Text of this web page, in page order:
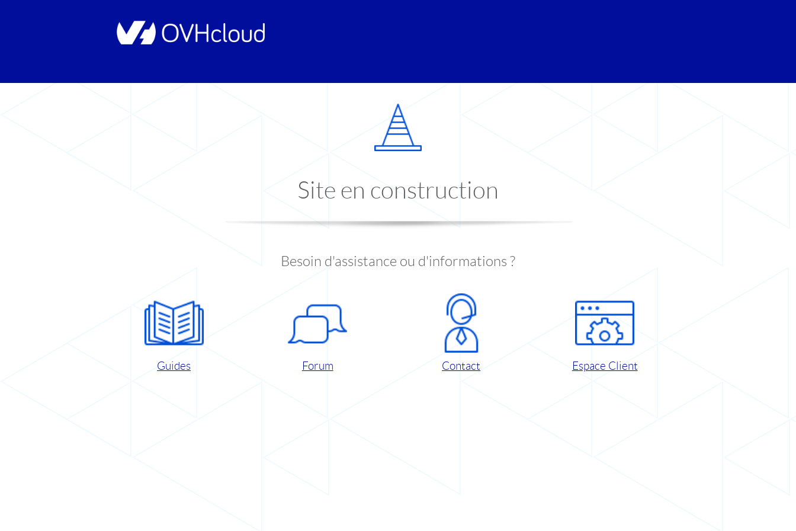
Site en construction
Besoin d'assistance ou d'informations ?
Guides Forum Contact Espace Client